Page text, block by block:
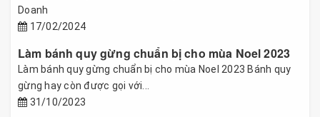
Doanh
17/02/2024
Làm bánh quy gừng chuẩn bị cho mùa Noel 2023
Làm bánh quy gừng chuẩn bị cho mùa Noel 2023 Bánh quy
gừng hay còn được gọi với...
31/10/2023